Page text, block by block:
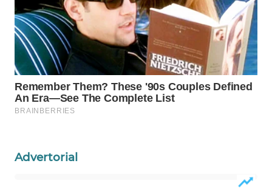
Advertorial
SPORT
WAHANA
UMKM
WAHANA
SELEB